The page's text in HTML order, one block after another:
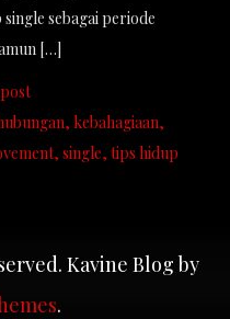
sebagai periode
[…]
kebahagiaan
single tips hidup
Kavine Blog by
.